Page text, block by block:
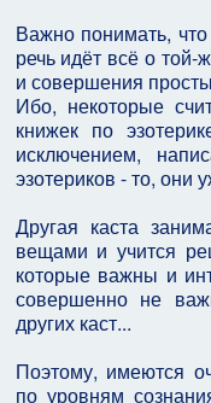
Важно понимать,
речь идёт всё о той-
и совершения
Ибо, некоторые
книжек по
исключением,
эзотериков - то, они
Другая каста
вещами и учится
которые важны и
совершенно не
других каст...
Поэтому, имеются
по уровням